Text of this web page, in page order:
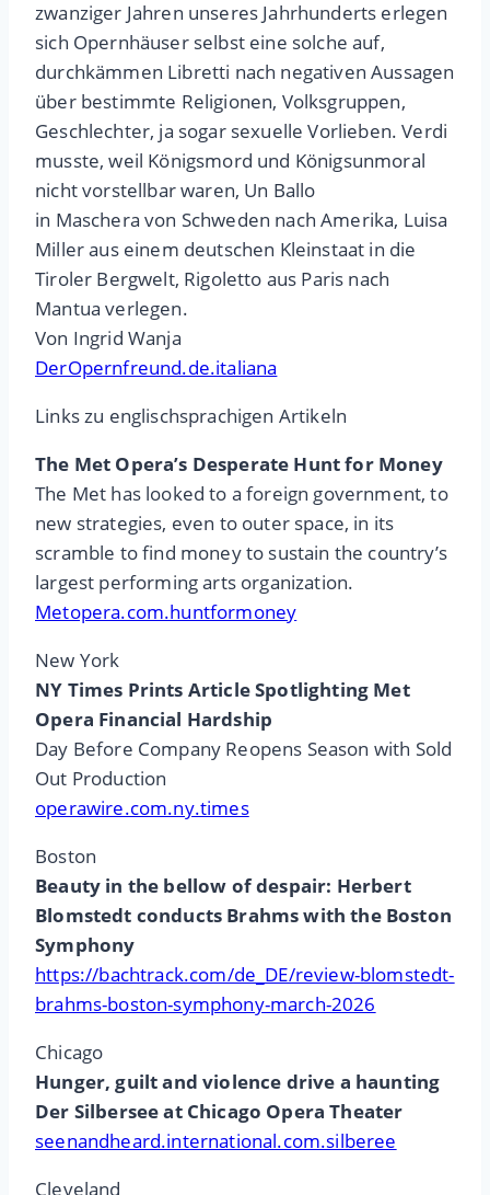
zwanziger Jahren unseres Jahrhunderts erlegen
sich Opernhäuser selbst eine solche auf,
durchkämmen Libretti nach negativen Aussagen
über bestimmte Religionen, Volksgruppen,
Geschlechter, ja sogar sexuelle Vorlieben. Verdi
musste, weil Königsmord und Königsunmoral
nicht vorstellbar waren, Un Ballo
in Maschera von Schweden nach Amerika, Luisa
Miller aus einem deutschen Kleinstaat in die
Tiroler Bergwelt, Rigoletto aus Paris nach
Mantua verlegen.
Von Ingrid Wanja
DerOpernfreund.de.italiana
Links zu englischsprachigen Artikeln
The Met Opera’s Desperate Hunt for Money
The Met has looked to a foreign government, to
new strategies, even to outer space, in its
scramble to find money to sustain the country’s
largest performing arts organization.
Metopera.com.huntformoney
New York
NY Times Prints Article Spotlighting Met
Opera Financial Hardship
Day Before Company Reopens Season with Sold
Out Production
operawire.com.ny.times
Boston
Beauty in the bellow of despair: Herbert
Blomstedt conducts Brahms with the Boston
Symphony
https://bachtrack.com/de_DE/review-blomstedt-
brahms-boston-symphony-march-2026
Chicago
Hunger, guilt and violence drive a haunting
Der Silbersee at Chicago Opera Theater
seenandheard.international.com.silberee
Cleveland